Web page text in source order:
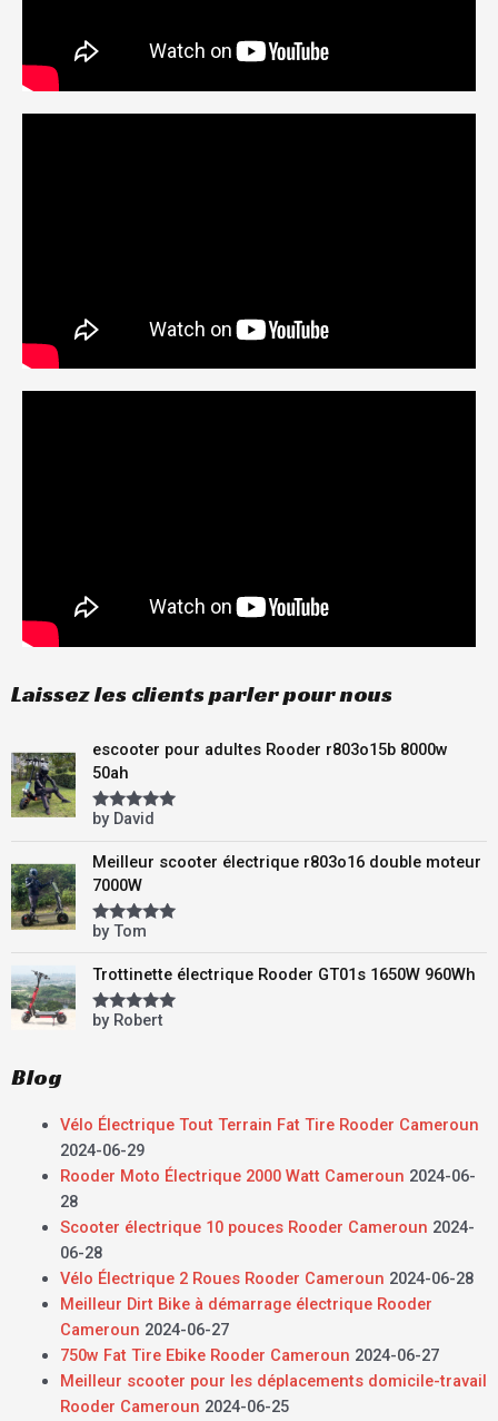
Laissez les clients parler pour nous
escooter pour adultes Rooder r803o15b 8000w
50ah
Rated5out
of 5
by David
Meilleur scooter électrique r803o16 double moteur
7000W
Rated5out
of 5
by Tom
Trottinette électrique Rooder GT01s 1650W 960Wh
Rated5out
by Robert
Blog
Vélo Électrique Tout Terrain Fat Tire Rooder Cameroun
2024-06-29
Rooder Moto Électrique 2000 Watt Cameroun 2024-06-
28
Scooter électrique 10 pouces Rooder Cameroun 2024-
06-28
Vélo Électrique 2 Roues Rooder Cameroun 2024-06-28
Meilleur Dirt Bike à démarrage électrique Rooder
Cameroun 2024-06-27
750w Fat Tire Ebike Rooder Cameroun 2024-06-27
Meilleur scooter pour les déplacements domicile-travail
Rooder Cameroun 2024-06-25